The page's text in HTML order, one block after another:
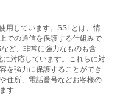
用しています。SSLとは、情
での通信を保護する仕組みで
ど、非常に強力なものも含
対応しています。これらに対
を強力に保護することができ
住所、電話番号などお客様の
す